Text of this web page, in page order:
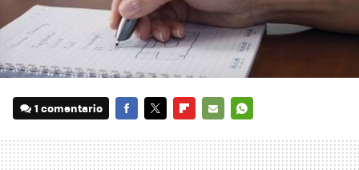
1 comentario
MAIL